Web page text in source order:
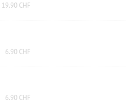
19.90 CHF
6.90 CHF
6.90 CHF